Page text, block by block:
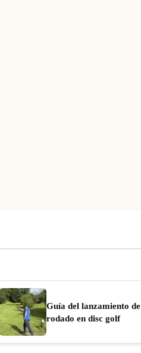
Guía del lanzamiento de
rodado en disc golf